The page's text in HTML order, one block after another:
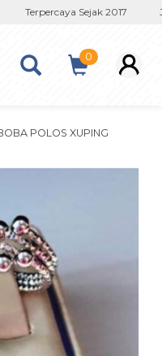
Terpercaya Sejak 2017
0
POLOS XUPING